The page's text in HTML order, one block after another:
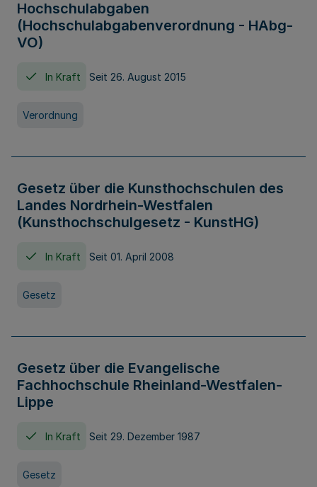
Hochschulabgaben
(Hochschulabgabenverordnung - HAbg-
VO)
In Kraft Seit 26. August 2015
Verordnung
Gesetz über die Kunsthochschulen des
Landes Nordrhein-Westfalen
(Kunsthochschulgesetz - KunstHG)
In Kraft Seit 01. April 2008
Gesetz
Gesetz über die Evangelische
Fachhochschule Rheinland-Westfalen-
Lippe
In Kraft Seit 29. Dezember 1987
Gesetz